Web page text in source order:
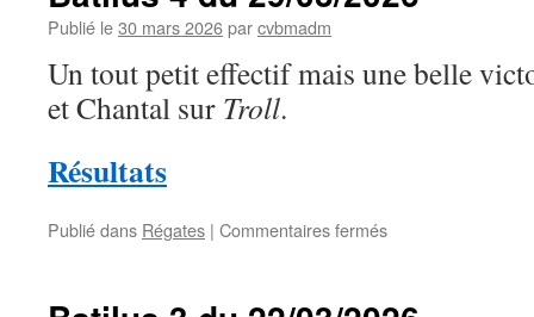
Publié le30 mars 2026parcvbmadm
Un tout petit effectif mais une belle
et Chantal sur Troll.
Résultats
Publié dans Régates | Commentaires ferméssur